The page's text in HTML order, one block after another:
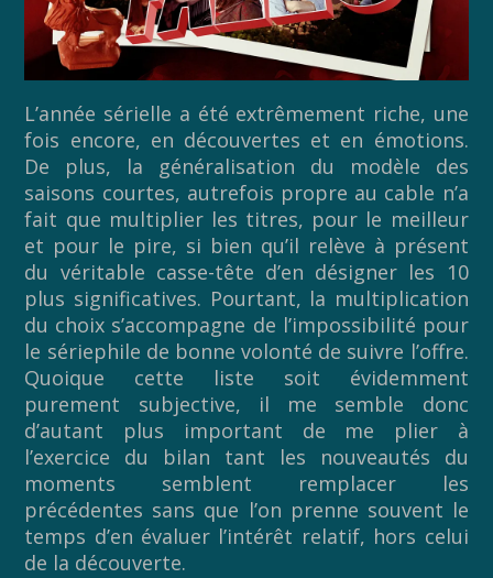
L’année sérielle a été extrêmement riche, une
fois encore, en découvertes et en émotions.
De plus, la généralisation du modèle des
saisons courtes, autrefois propre au cable n’a
fait que multiplier les titres, pour le meilleur
et pour le pire, si bien qu’il relève à présent
du véritable casse-tête d’en désigner les 10
plus significatives. Pourtant, la multiplication
du choix s’accompagne de l’impossibilité pour
le sériephile de bonne volonté de suivre l’offre.
Quoique cette liste soit évidemment
purement subjective, il me semble donc
d’autant plus important de me plier à
l’exercice du bilan tant les nouveautés du
moments semblent remplacer les
précédentes sans que l’on prenne souvent le
temps d’en évaluer l’intérêt relatif, hors celui
de la découverte.